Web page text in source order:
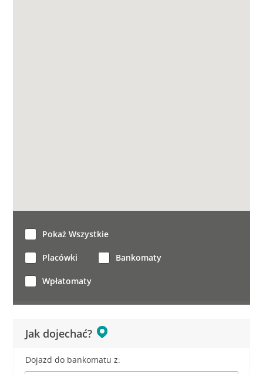
Jak dojechać?
Dojazd do bankomatu z:
Pokaż Wszystkie
Placówki Bankomaty
Wpłatomaty